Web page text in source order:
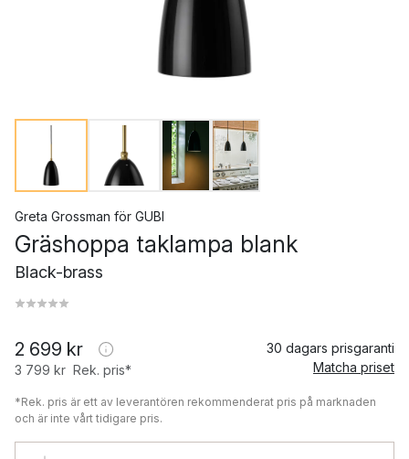
Greta Grossman för GUBI
Gräshoppa taklampa blank
Black-brass
2 699 kr
3 799 kr Rek. pris*
30 dagars prisgaranti
Matcha priset
*Rek. pris är ett av leverantören rekommenderat pris på marknaden
och är inte vårt tidigare pris.